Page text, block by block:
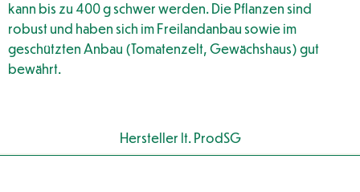
Hersteller lt. ProdSG
kann bis zu 400 g schwer werden. Die Pflanzen sind
robust und haben sich im Freilandanbau sowie im
geschützten Anbau (Tomatenzelt, Gewächshaus) gut
bewährt.